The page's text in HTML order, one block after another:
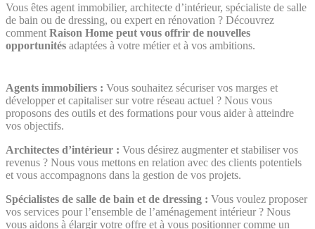
Vous êtes agent immobilier, architecte d’intérieur, spécialiste de salle
de bain ou de dressing, ou expert en rénovation ? Découvrez
comment Raison Home peut vous offrir de nouvelles
opportunités adaptées à votre métier et à vos ambitions.
Agents immobiliers : Vous souhaitez sécuriser vos marges et
développer et capitaliser sur votre réseau actuel ? Nous vous
proposons des outils et des formations pour vous aider à atteindre
vos objectifs.
Architectes d’intérieur : Vous désirez augmenter et stabiliser vos
revenus ? Nous vous mettons en relation avec des clients potentiels
et vous accompagnons dans la gestion de vos projets.
Spécialistes de salle de bain et de dressing : Vous voulez proposer
vos services pour l’ensemble de l’aménagement intérieur ? Nous
vous aidons à élargir votre offre et à vous positionner comme un